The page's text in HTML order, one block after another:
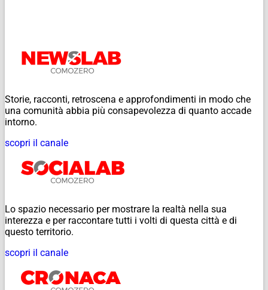
Storie, racconti, retroscena e approfondimenti in modo che
una comunità abbia più consapevolezza di quanto accade
intorno.
scopri il canale
Lo spazio necessario per mostrare la realtà nella sua
interezza e per raccontare tutti i volti di questa città e di
questo territorio.
scopri il canale